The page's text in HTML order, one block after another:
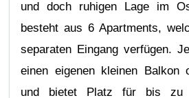
und doch ruhigen Lage im
besteht aus 6 Apartments,
separaten Eingang verfügen.
einen eigenen kleinen Balkon
und bietet Platz für bis zu